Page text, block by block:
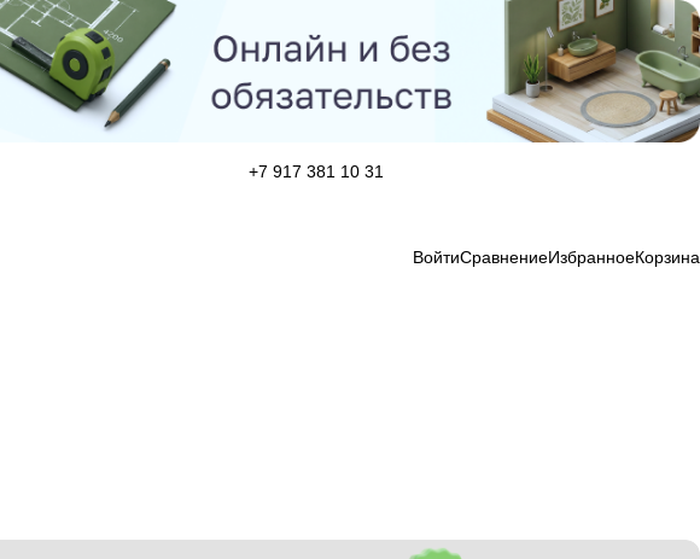
+7 917 381 10 31
ВойтиСравнениеИзбранноеКорзина